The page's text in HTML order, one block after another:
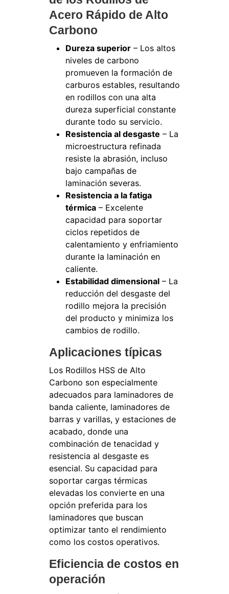
Acero Rápido de Alto
Carbono
Dureza superior– Los altos
niveles de carbono
promueven la formación de
carburos estables, resultando
en rodillos con una alta
dureza superficial constante
durante todo su servicio.
Resistencia al desgaste – La
microestructura refinada
resiste la abrasión, incluso
bajo campañas de
laminación severas.
Resistencia a la fatiga
térmica– Excelente
capacidad para soportar
ciclos repetidos de
calentamiento y enfriamiento
durante la laminación en
caliente.
Estabilidad dimensional– La
reducción del desgaste del
rodillo mejora la precisión
del producto y minimiza los
cambios de rodillo.
Aplicaciones típicas
Los Rodillos HSS de Alto
Carbono son especialmente
adecuados para laminadores de
banda caliente, laminadores de
barras y varillas, y estaciones de
acabado, donde una
combinación de tenacidad y
resistencia al desgaste es
esencial. Su capacidad para
soportar cargas térmicas
elevadas los convierte en una
opción preferida para los
laminadores que buscan
optimizar tanto el rendimiento
como los costos operativos.
Eficiencia de costos en
operación